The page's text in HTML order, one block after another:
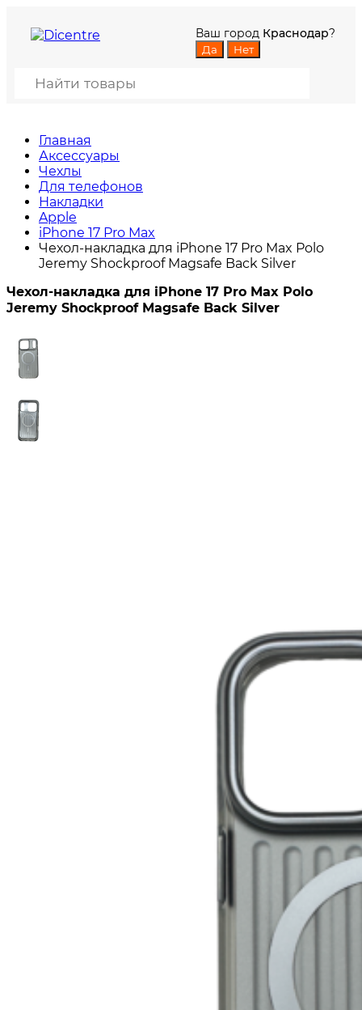
Ваш город Краснодар?
Главная
Аксессуары
Чехлы
Для телефонов
Накладки
Apple
iPhone 17 Pro Max
Чехол-накладка для iPhone 17 Pro Max Polo
Jeremy Shockproof Magsafe Back Silver
Чехол-накладка для iPhone 17 Pro Max Polo
Jeremy Shockproof Magsafe Back Silver